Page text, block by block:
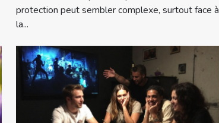
protection peut sembler complexe, surtout face à
la...